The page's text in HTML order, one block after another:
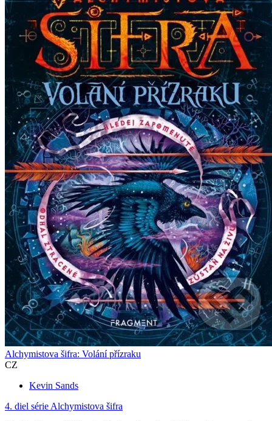
Alchymistova šifra: Volání přízraku
CZ
Kevin Sands
4. diel série Alchymistova šifra